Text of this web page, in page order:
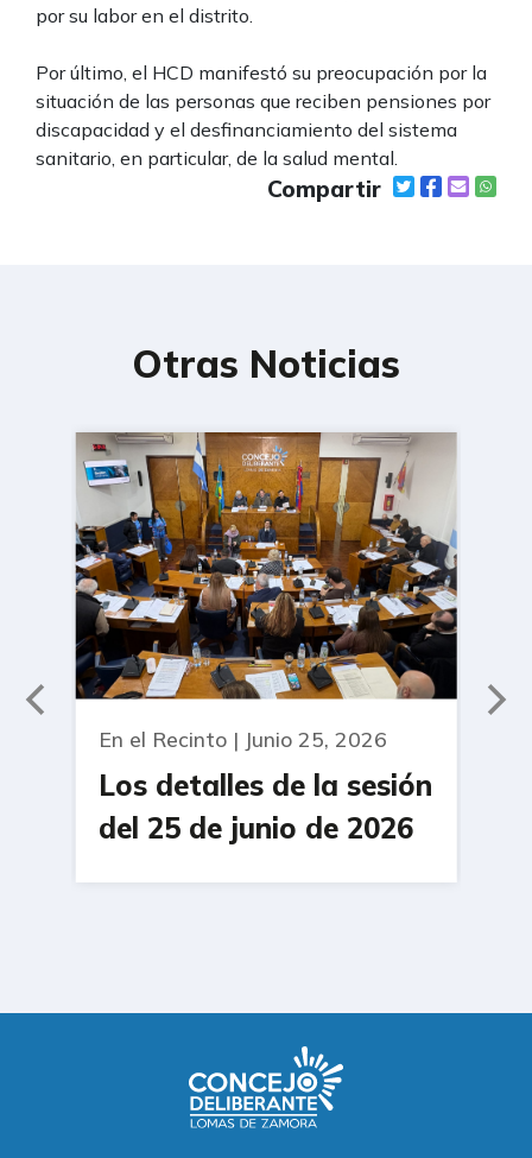
por su labor en el distrito.
Por último, el HCD manifestó su preocupación por la
situación de las personas que reciben pensiones por
discapacidad y el desfinanciamiento del sistema
sanitario, en particular, de la salud mental.
Compartir
Otras Noticias
En el Recinto | Junio 25, 2026
Los detalles de la sesión
del 25 de junio de 2026